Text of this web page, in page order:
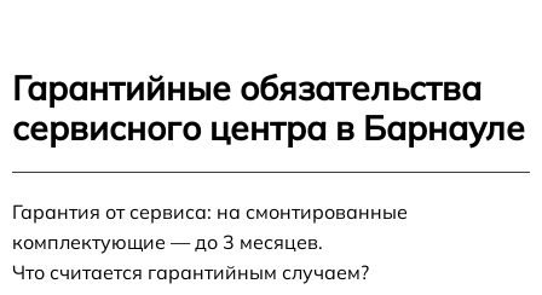
Гарантийные обязательства
сервисного центра в Барнауле
Гарантия от сервиса: на смонтированные
комплектующие — до 3 месяцев.
Что считается гарантийным случаем?